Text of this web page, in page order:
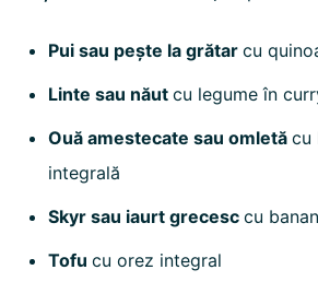
Pui sau pește la grătar cu
Linte sau năut cu legume în
Ouă amestecate sau omletă cu
integrală
Skyr sau iaurt grecesc cu
Tofu cu orez integral